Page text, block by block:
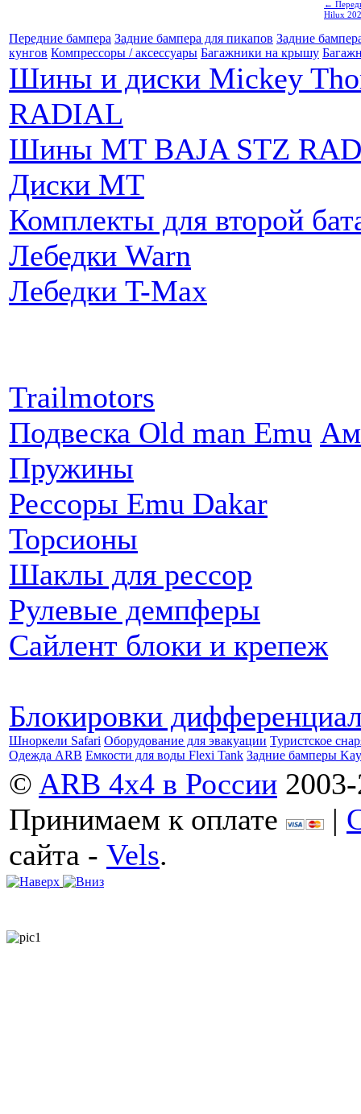
←
Hilux
Передние бампера Задние бампера для пикапов Задние
кунгов Компрессоры / аксессуары Багажники на крышу
Шины и диски Mickey
RADIAL
Шины MT BAJA STZ
Диски MT
Комплекты для второй
Лебедки Warn
Лебедки T-Max
Trailmotors
Подвеска Old man Emu
Пружины
Рессоры Emu Dakar
Торсионы
Шаклы для рессор
Рулевые демпферы
Сайлент блоки и крепеж
Блокировки
Шноркели Safari Оборудование для эвакуации Туристское
Одежда ARB Емкости для воды Flexi Tank Задние бамперы
© ARB 4x4 в России
Принимаем к оплате
|
сайта - Vels.